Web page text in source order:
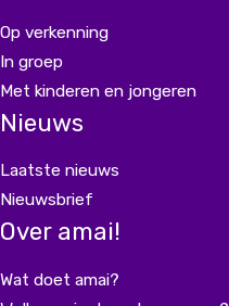
Op verkenning
In groep
Met kinderen en jongeren
Nieuws
Laatste nieuws
Nieuwsbrief
Over amai!
Wat doet amai?